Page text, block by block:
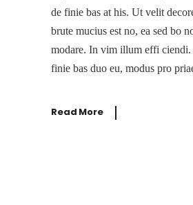
de finie bas at his. Ut velit
brute mucius est no, ea sed bo
modare. In vim illum effi
finie bas duo eu, modus pro
Read More